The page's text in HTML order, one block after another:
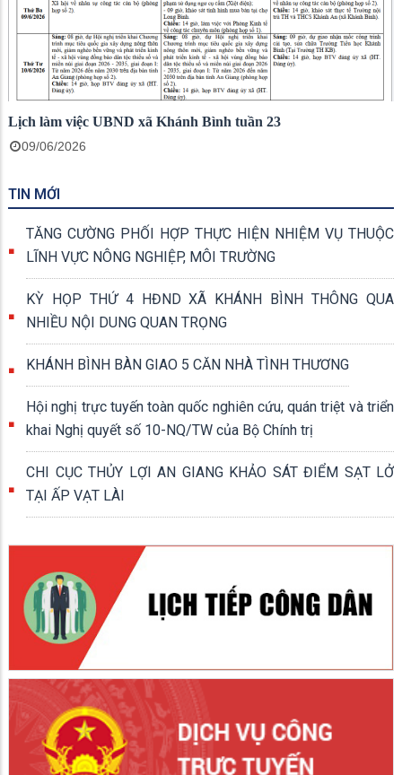
Lịch làm việc UBND xã Khánh Bình tuần 23
09/06/2026
TIN MỚI
TĂNG CƯỜNG PHỐI HỢP THỰC HIỆN NHIỆM VỤ THUỘC
LĨNH VỰC NÔNG NGHIỆP, MÔI TRƯỜNG
KỲ HỌP THỨ 4 HĐND XÃ KHÁNH BÌNH THÔNG QUA
NHIỀU NỘI DUNG QUAN TRỌNG
KHÁNH BÌNH BÀN GIAO 5 CĂN NHÀ TÌNH THƯƠNG
Hội nghị trực tuyến toàn quốc nghiên cứu, quán triệt và triển
khai Nghị quyết số 10-NQ/TW của Bộ Chính trị
CHI CỤC THỦY LỢI AN GIANG KHẢO SÁT ĐIỂM SẠT LỞ
TẠI ẤP VẠT LÀI